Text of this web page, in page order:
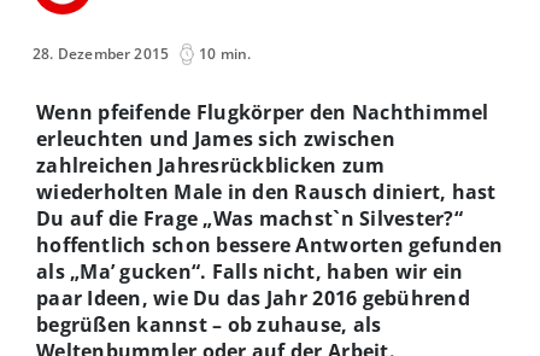
28. Dezember 2015 10 min.
Wenn pfeifende Flugkörper den Nachthimmel
erleuchten und James sich zwischen
zahlreichen Jahresrückblicken zum
wiederholten Male in den Rausch diniert, hast
Du auf die Frage „Was machst`n Silvester?“
hoffentlich schon bessere Antworten gefunden
als „Ma’ gucken“. Falls nicht, haben wir ein
paar Ideen, wie Du das Jahr 2016 gebührend
begrüßen kannst – ob zuhause, als
Weltenbummler oder auf der Arbeit.